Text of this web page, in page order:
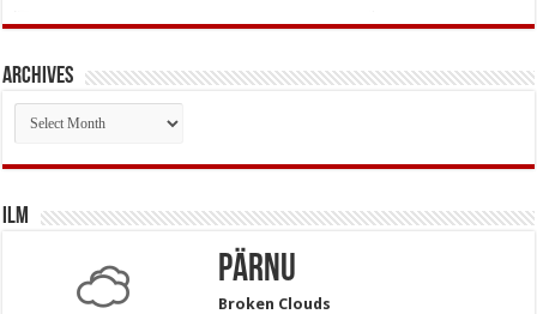
Archives
Archives
Ilm
Pärnu
Broken Clouds